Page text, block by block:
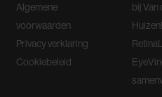
Algemene
voorwaarden
Privacy verklaring
Cookiebeleid
bij Van
Huizen!